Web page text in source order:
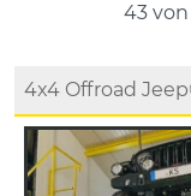
43
4x4 Offroad